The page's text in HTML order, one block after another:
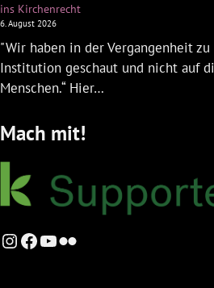
ins Kirchenrecht
6. August 2026
"Wir haben in der Vergangenheit
Institution geschaut und nicht auf
Menschen.“ Hier…
Mach mit!
Instagram
Facebook
YouTube
Flickr